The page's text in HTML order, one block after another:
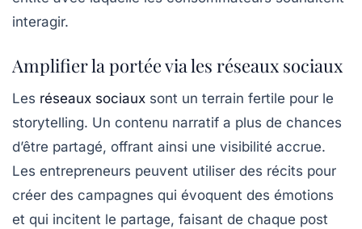
interagir.
Amplifier la portée via les réseaux sociaux
Les réseaux sociaux sont un terrain fertile pour le
storytelling. Un contenu narratif a plus de chances
d’être partagé, offrant ainsi une visibilité accrue.
Les entrepreneurs peuvent utiliser des récits pour
créer des campagnes qui évoquent des émotions
et qui incitent le partage, faisant de chaque post